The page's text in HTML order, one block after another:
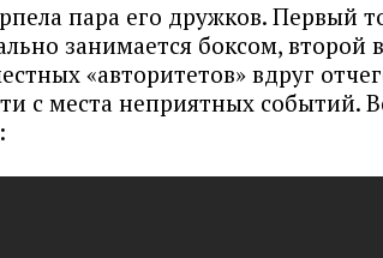
пара его дружков. Первый
занимается боксом, второй
«авторитетов» вдруг
с места неприятных событий.